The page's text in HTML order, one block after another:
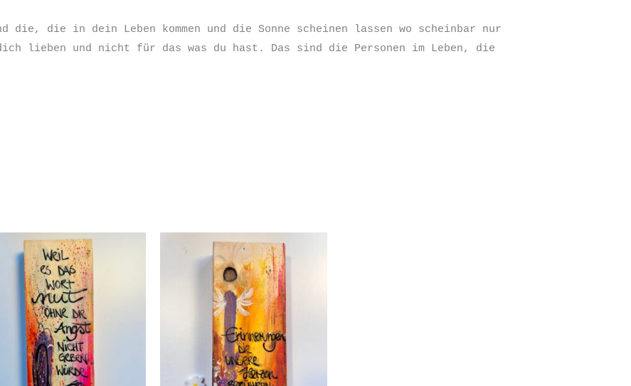
die, die in dein Leben kommen und die Sonne scheinen lassen wo scheinbar nur
lieben und nicht für das was du hast. Das sind die Personen im Leben, die